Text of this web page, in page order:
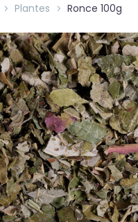
Plantes Ronce 100g